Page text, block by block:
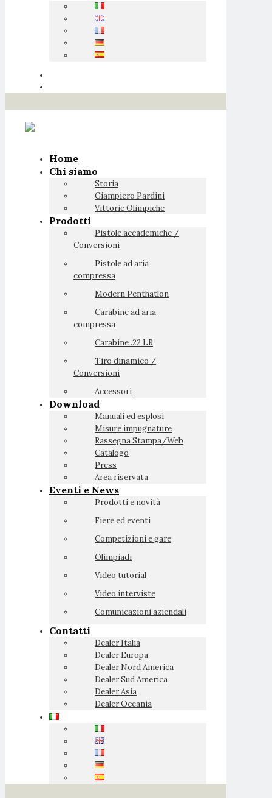
Home
Chi siamo
Storia
Giampiero Pardini
Vittorie Olimpiche
Prodotti
Pistole accademiche /
Conversioni
Pistole ad aria
compressa
Modern Penthatlon
Carabine ad aria
compressa
Carabine .22 LR
Tiro dinamico /
Conversioni
Accessori
Download
Manuali ed esplosi
Misure impugnature
Rassegna Stampa/Web
Catalogo
Press
Area riservata
Eventi e News
Prodotti e novità
Fiere ed eventi
Competizioni e gare
Olimpiadi
Video tutorial
Video interviste
Comunicazioni aziendali
Contatti
Dealer Italia
Dealer Europa
Dealer Nord America
Dealer Sud America
Dealer Asia
Dealer Oceania